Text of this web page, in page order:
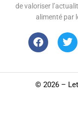
de valoriser
alimenté par
© 2026 –